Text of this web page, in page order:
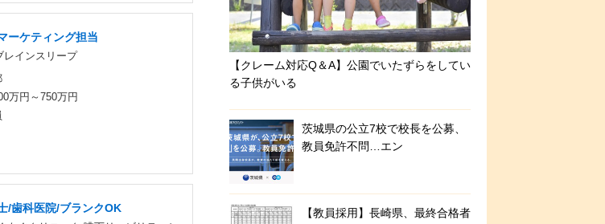
ーケティング担当
レインスリープ
万円～750万円
/歯科医院/ブランクOK
【クレーム対応Q＆A】公園でいたずらをしてい
る子供がいる
茨城県の公立7校で校長を公募、
教員免許不問…エン
【教員採用】長崎県、最終合格者